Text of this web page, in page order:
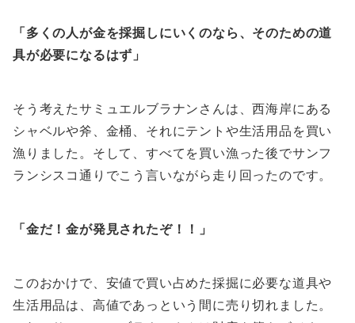
「多くの人が金を採掘しにいくのなら、そのための道
具が必要になるはず」
そう考えたサミュエルブラナンさんは、西海岸にある
シャベルや斧、金桶、それにテントや生活用品を買い
漁りました。そして、すべてを買い漁った後でサンフ
ランシスコ通りでこう言いながら走り回ったのです。
「金だ！金が発見されたぞ！！」
このおかけで、安値で買い占めた採掘に必要な道具や
生活用品は、高値であっという間に売り切れました。